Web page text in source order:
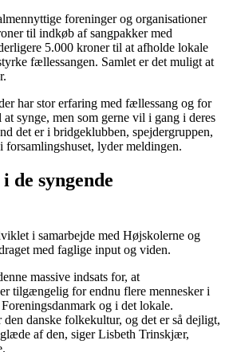
foreninger og organisationer
til indkøb af sangpakker med
5.000 kroner til at afholde lokale
fællessangen. Samlet er det muligt at
har stor erfaring med fællessang og for
synge, men som gerne vil i gang i deres
det er i bridgeklubben, spejdergruppen,
lyder meldingen.
de syngende
i samarbejde med Højskolerne og
med faglige input og viden.
massive indsats for, at
tilgængelig for endnu flere mennesker i
og i det lokale.
danske folkekultur, og det er så dejligt,
af den, siger Lisbeth Trinskjær,